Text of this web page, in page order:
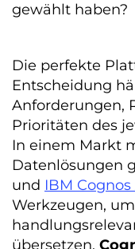
gewählt haben?
Die perfekte
Entscheidung
Anforderungen,
Prioritäten des
In einem Markt
Datenlösungen
und IBM
Werkzeugen,
übersetzen.